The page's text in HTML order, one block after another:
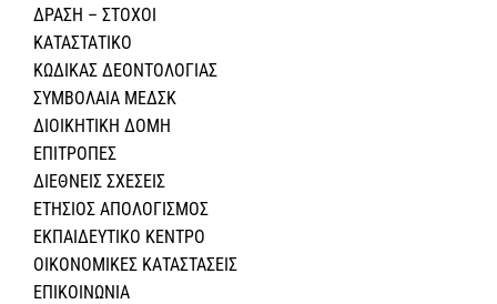
ΔΡΑΣΗ – ΣΤΟΧΟΙ
ΚΑΤΑΣΤΑΤΙΚΟ
ΚΩΔΙΚΑΣ ΔΕΟΝΤΟΛΟΓΙΑΣ
ΣΥΜΒΟΛΑΙΑ ΜΕΔΣΚ
ΔΙΟΙΚΗΤΙΚΗ ΔΟΜΗ
ΕΠΙΤΡΟΠΕΣ
ΔΙΕΘΝΕΙΣ ΣΧΕΣEIΣ
ΕΤΗΣΙΟΣ ΑΠΟΛΟΓΙΣΜΟΣ
ΕΚΠΑΙΔΕΥΤΙΚΟ ΚΕΝΤΡΟ
ΟΙΚΟΝΟΜΙΚΕΣ ΚΑΤΑΣΤΑΣΕΙΣ
ΕΠΙΚΟΙΝΩΝΙΑ